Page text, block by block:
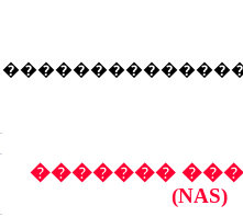
�������
(NAS)